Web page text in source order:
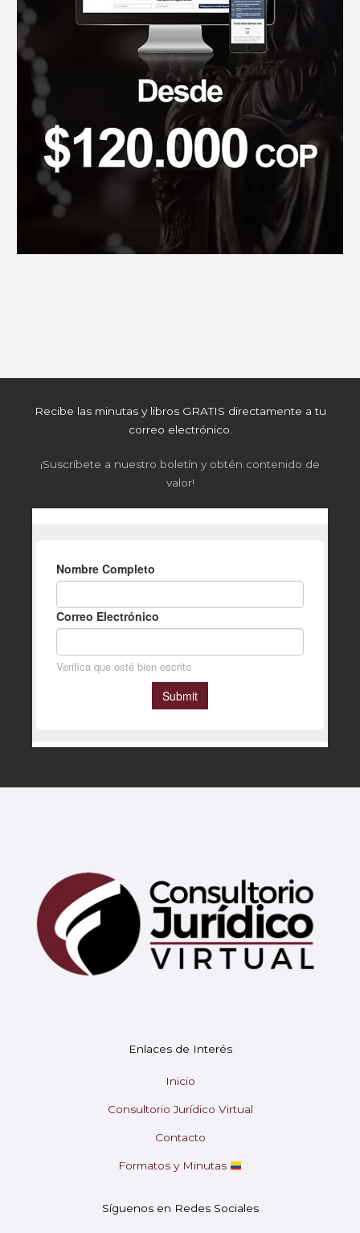
Recibe las minutas y libros GRATIS directamente a tu
correo electrónico.
¡Suscríbete a nuestro boletín y obtén contenido de
valor!
Enlaces de Interés
Inicio
Consultorio Jurídico Virtual
Contacto
Formatos y Minutas
Síguenos en Redes Sociales
Soy Mary tu asistente virtual.